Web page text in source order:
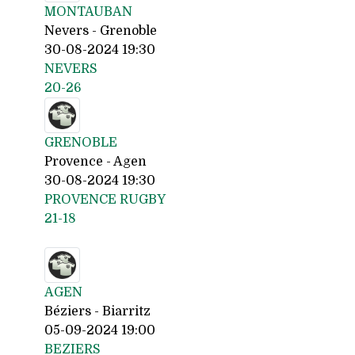
MONTAUBAN
Nevers - Grenoble
30-08-2024 19:30
NEVERS
20-26
GRENOBLE
Provence - Agen
30-08-2024 19:30
PROVENCE RUGBY
21-18
AGEN
Béziers - Biarritz
05-09-2024 19:00
BEZIERS